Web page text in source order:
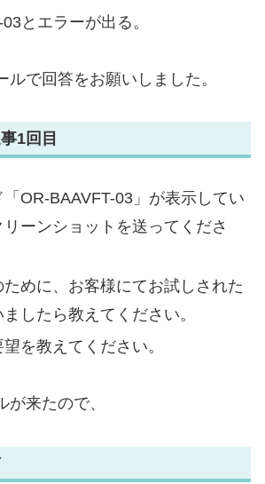
とエラーが出る。
ルで回答をお願いしました。
1回目
OR-BAAVFT-03」が表示してい
ーンショットを送ってくださ
めに、お客様にてお試しされた
したら教えてください。
を教えてください。
が来たので、